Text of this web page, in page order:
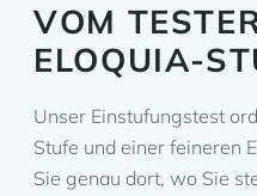
VOM
ELOQUIA-
Unser Einstufungstest
Stufe und einer feineren
Sie genau dort, wo Sie